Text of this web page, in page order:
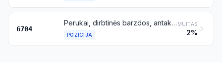
6704
Perukai, dirbtinės barzdos, antakiai ir blakstienos, netikros plaukų kasos ir panašūs dirbiniai iš žmonių arba iš gyvūnų plaukų arba iš tekstilės medžiagų; dirbiniai iš žmonių plaukų, nenurodyti kitoje vietoje
POZICIJA
MUITAS
2%